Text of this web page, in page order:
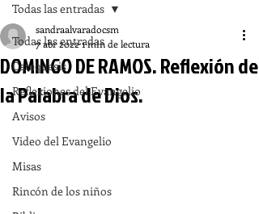
Todas las entradas
Catequesis
Reflexiones del Evangelio
Avisos
Video del Evangelio
Misas
Rincón de los niños
Todas las entradas
DOMINGO DE RAMOS. Reflexión de
la Palabra de Dios.
sandraalvaradocsm
7 abr 20221 min de lectura